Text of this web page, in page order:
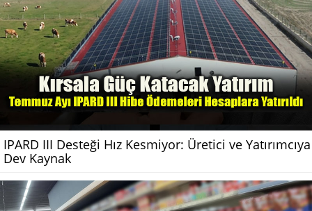
IPARD III Desteği Hız Kesmiyor: Üretici ve Yatırımcıya
Dev Kaynak